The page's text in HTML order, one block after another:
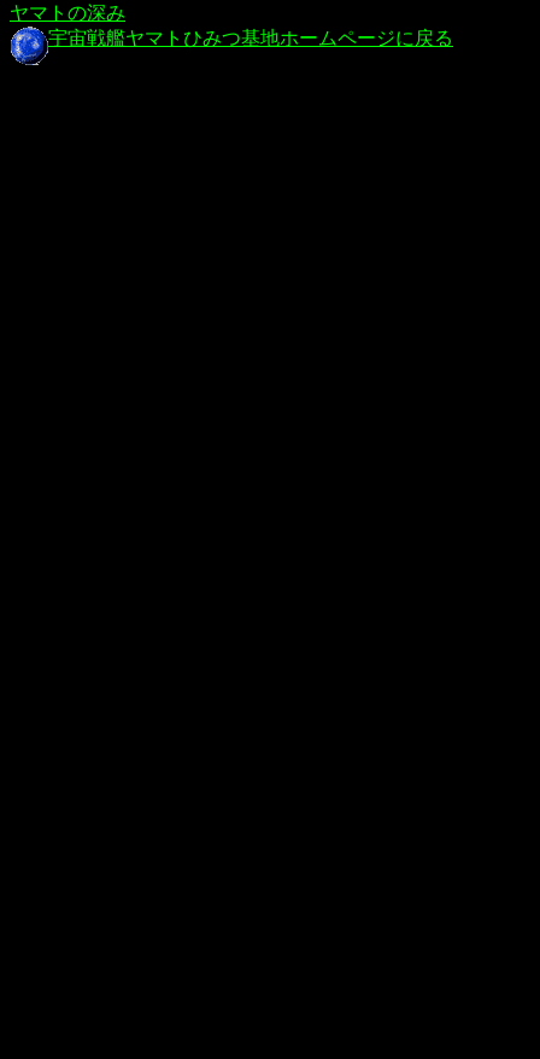
ヤマトの深み
宇宙戦艦ヤマトひみつ基地ホームページに戻る